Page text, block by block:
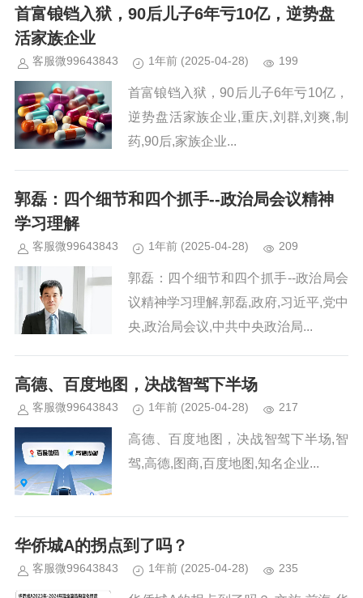
首富锒铛入狱，90后儿子6年亏10亿，逆势盘
活家族企业
客服微99643843 1年前 (2025-04-28) 199
首富锒铛入狱，90后儿子6年亏10亿，
逆势盘活家族企业,重庆,刘群,刘爽,制
药,90后,家族企业...
郭磊：四个细节和四个抓手--政治局会议精神
学习理解
客服微99643843 1年前 (2025-04-28) 209
郭磊：四个细节和四个抓手--政治局会
议精神学习理解,郭磊,政府,习近平,党中
央,政治局会议,中共中央政治局...
高德、百度地图，决战智驾下半场
客服微99643843 1年前 (2025-04-28) 217
高德、百度地图，决战智驾下半场,智
驾,高德,图商,百度地图,知名企业...
华侨城A的拐点到了吗？
客服微99643843 1年前 (2025-04-28) 235